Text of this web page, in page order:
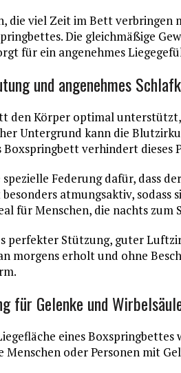
die viel Zeit im Bett
Die gleichmäßige
für ein angenehmes
und angenehmes
den Körper optimal
Untergrund kann die
Boxspringbett verhindert dieses
Federung dafür, dass
atmungsaktiv, sodass
für Menschen, die nachts zum
perfekter Stützung, guter
morgens erholt und ohne
für Gelenke und
eines
Menschen oder Personen mit